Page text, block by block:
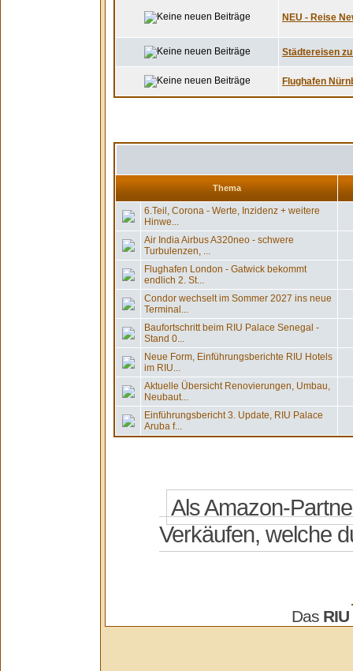
NEU - Reise
Städtereisen
Flughafen
Thema
6.Teil, Corona - Werte, Inzidenz + weitere
Hinwe...
Air India Airbus A320neo - schwere
Turbulenzen, ...
Flughafen London - Gatwick bekommt
endlich 2. St...
Condor wechselt im Sommer 2027 ins neue
Terminal...
Baufortschritt beim RIU Palace Senegal -
Stand 0...
Neue Form, Einführungsberichte RIU Hotels
im RIU...
Aktuelle Übersicht Renovierungen, Umbau,
Neubaut...
Einführungsbericht 3. Update, RIU Palace
Aruba f...
Das